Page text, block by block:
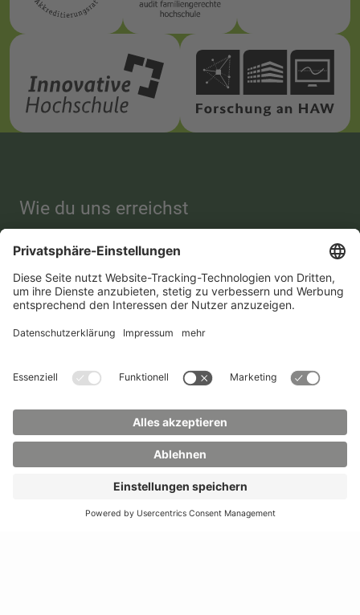
Wie du uns erreichst
Hochschule
Zittau/Görlitz
Telefon:+49 3583 612-
0
Mail:info(at)hszg.de
Telefon:
+49 3583 612-
3055
WhatsApp:+49 173
2086748
stud.info(at)hszg.de
Alle StudiengängeDatenschutz
TransparenzgesetzKontakt
BarrierefreiheitPresse